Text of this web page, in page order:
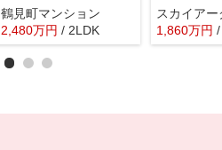
鶴見町マンション
2,480万円 / 2LDK
スカイア
1,860万円